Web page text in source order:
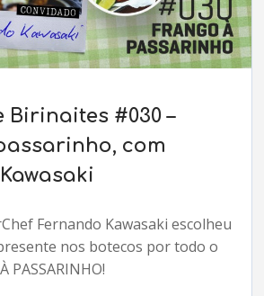
Birinaites #030 –
com
Fernando Kawasaki escolheu
nos botecos por todo o
PASSARINHO!